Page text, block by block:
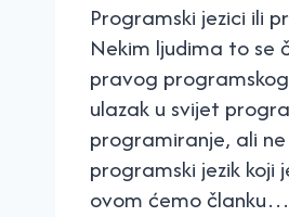
Programski jezici ili
Nekim ljudima to se
pravog
ulazak u svijet
programiranje, ali
programski jezik koji
ovom ćemo članku…